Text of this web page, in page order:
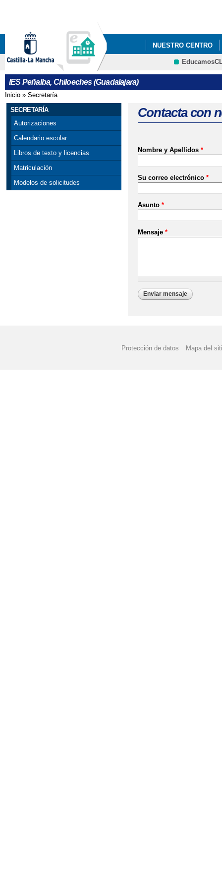
NUESTRO CENTRO
AULAS POR LA
IES Peñalba, Chiloeches (Guadalajara)
Se encuentra usted aquí
Inicio » Secretaría
SECRETARÍA
Autorizaciones
Calendario escolar
Libros de texto y licencias
Matriculación
Modelos de solicitudes
Contacta con
Nombre y Apellidos *
Su correo electrónico *
Asunto *
Mensaje *
Protección de datos Mapa del